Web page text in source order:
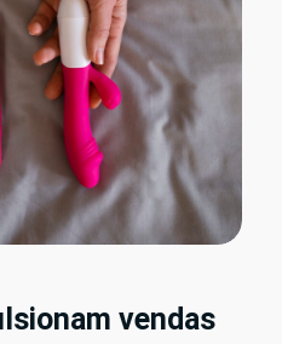
vendas